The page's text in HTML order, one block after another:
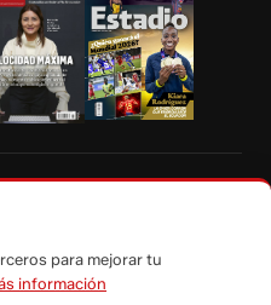
contenidos de Vistazo.com.
para mejorar tu
información